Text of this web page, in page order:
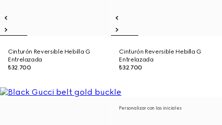
Cinturón Reversible Hebilla G
Entrelazada
₺32.700
Cinturón Reversible Hebilla G
Entrelazada
₺32.700
Personalizar con las iniciales